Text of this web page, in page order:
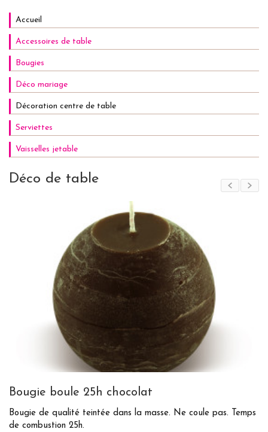
Accueil
Accessoires de table
Bougies
Déco mariage
Décoration centre de table
Serviettes
Vaisselles jetable
Déco de table
Bougie boule 25h chocolat
Bougie de qualité teintée dans la masse. Ne coule pas. Temps
de combustion 25h.